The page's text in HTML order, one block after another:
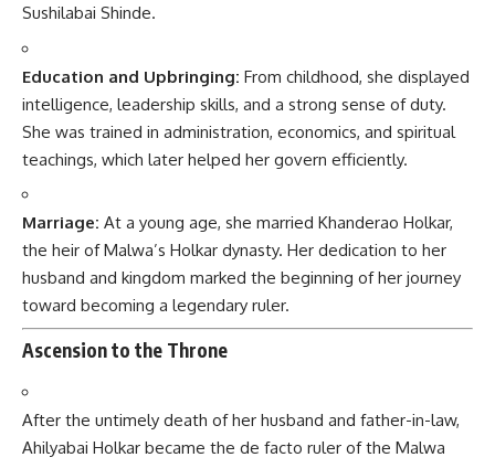
Sushilabai Shinde.
Education and Upbringing: From childhood, she displayed
intelligence, leadership skills, and a strong sense of duty.
She was trained in administration, economics, and spiritual
teachings, which later helped her govern efficiently.
Marriage: At a young age, she married Khanderao Holkar,
the heir of Malwa’s Holkar dynasty. Her dedication to her
husband and kingdom marked the beginning of her journey
toward becoming a legendary ruler.
Ascension to the Throne
After the untimely death of her husband and father-in-law,
Ahilyabai Holkar became the de facto ruler of the Malwa